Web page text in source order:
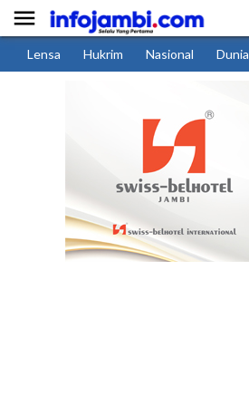

Lensa Hukrim Nasional Dunia